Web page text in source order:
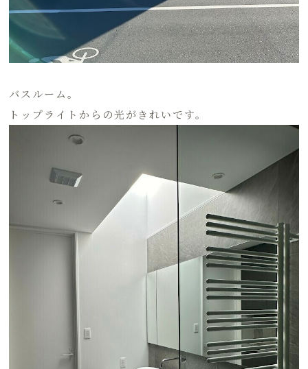
バスルーム。
トップライトからの光がきれいです。